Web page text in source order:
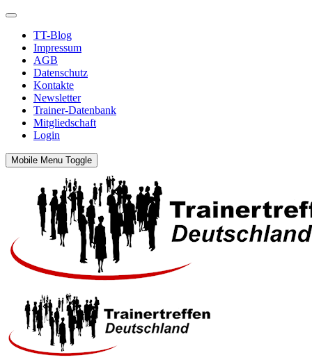
TT-Blog
Impressum
AGB
Datenschutz
Kontakte
Newsletter
Trainer-Datenbank
Mitgliedschaft
Login
Mobile Menu Toggle